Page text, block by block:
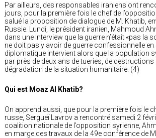
Par ailleurs, des responsables iraniens ont
jours, pour la première fois le chef de
salué la proposition de dialogue de M. Khatib,
Russie. Lundi, le président iranien, Mahmoud
dans une interview que la guerre n’était «pas la
ne doit pas y avoir de guerre confessionnelle en
diplomatique intervient alors que la population
par près de deux ans de tueries, de destructions
dégradation de la situation humanitaire. (4)
Qui est Moaz Al Khatib?
On apprend aussi, que pour la première fois le
russe, Sergueï Lavrov a rencontré samedi 2
coalition nationale de l’opposition syrienne,
en marge des travaux de la 49e conférence de